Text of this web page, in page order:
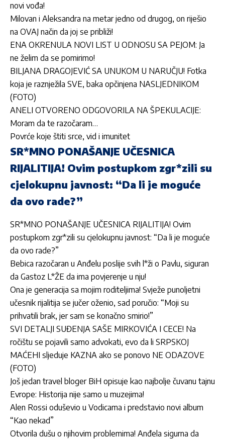
novi vođa!
Milovan i Aleksandra na metar jedno od drugog, on riješio
na OVAJ način da joj se približi!
ENA OKRENULA NOVI LIST U ODNOSU SA PEJOM: Ja
ne želim da se pomirimo!
BILJANA DRAGOJEVIĆ SA UNUKOM U NARUČJU! Fotka
koja je raznježila SVE, baka opčinjena NASLJEDNIKOM
(FOTO)
ANELI OTVORENO ODGOVORILA NA ŠPEKULACIJE:
Moram da te razočaram…
Povrće koje štiti srce, vid i imunitet
SR*MNO PONAŠANJE UČESNICA
RIJALITIJA! Ovim postupkom zgr*zili su
cjelokupnu javnost: “Da li je moguće
da ovo rade?”
SR*MNO PONAŠANJE UČESNICA RIJALITIJA! Ovim
postupkom zgr*zili su cjelokupnu javnost: “Da li je moguće
da ovo rade?”
Bebica razočaran u Anđelu poslije svih l*ži o Pavlu, siguran
da Gastoz L*ŽE da ima povjerenje u nju!
Ona je generacija sa mojim roditeljima! Svježe punoljetni
učesnik rijalitija se jučer oženio, sad poručio: “Moji su
prihvatili brak, jer sam se konačno smirio!”
SVI DETALJI SUĐENJA SAŠE MIRKOVIĆA I CECE! Na
ročištu se pojavili samo advokati, evo da li SRPSKOJ
MAĆEHI sljeduje KAZNA ako se ponovo NE ODAZOVE
(FOTO)
Još jedan travel bloger BiH opisuje kao najbolje čuvanu tajnu
Evrope: Historija nije samo u muzejima!
Alen Rossi oduševio u Vodicama i predstavio novi album
“Kao nekad”
Otvorila dušu o njihovim problemima! Anđela sigurna da